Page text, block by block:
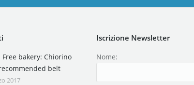
Free bakery: Chiorino
belt
2017
Iscrizione Newsletter
Nome: